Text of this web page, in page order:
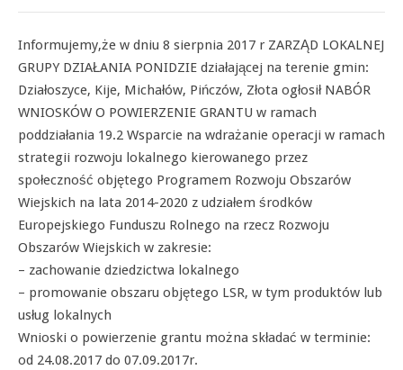
Informujemy,że w dniu 8 sierpnia 2017 r ZARZĄD LOKALNEJ
GRUPY DZIAŁANIA PONIDZIE działającej na terenie gmin:
Działoszyce, Kije, Michałów, Pińczów, Złota ogłosił NABÓR
WNIOSKÓW O POWIERZENIE GRANTU w ramach
poddziałania 19.2 Wsparcie na wdrażanie operacji w ramach
strategii rozwoju lokalnego kierowanego przez
społeczność objętego Programem Rozwoju Obszarów
Wiejskich na lata 2014-2020 z udziałem środków
Europejskiego Funduszu Rolnego na rzecz Rozwoju
Obszarów Wiejskich w zakresie:
– zachowanie dziedzictwa lokalnego
– promowanie obszaru objętego LSR, w tym produktów lub
usług lokalnych
Wnioski o powierzenie grantu można składać w terminie:
od 24.08.2017 do 07.09.2017r.